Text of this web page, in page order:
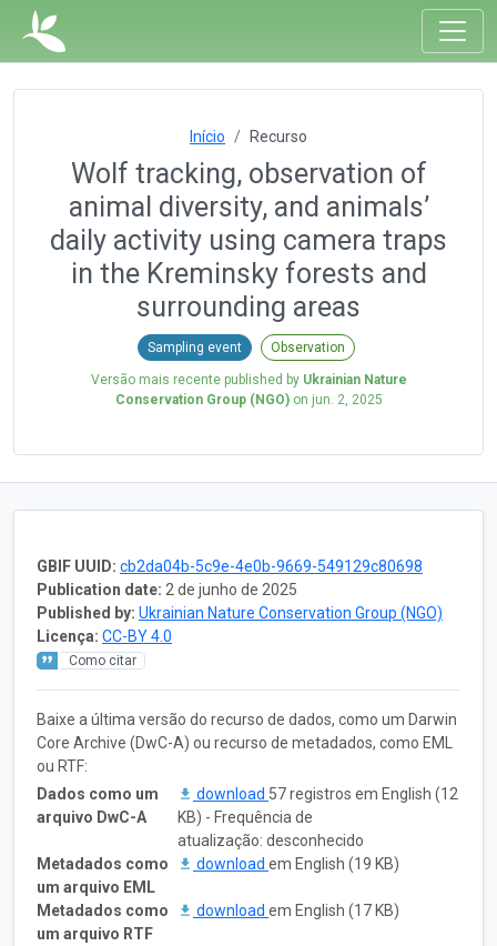
Início Recurso
Wolf tracking, observation of
animal diversity, and animals’
daily activity using camera traps
in the Kreminsky forests and
surrounding areas
Sampling event Observation
Versão mais recente published by Ukrainian Nature
Conservation Group (NGO)on jun. 2, 2025
GBIF UUID: cb2da04b-5c9e-4e0b-9669-549129c80698
Publication date: 2 de junho de 2025
Published by: Ukrainian Nature Conservation Group (NGO)
Licença: CC-BY 4.0
Como citar
Baixe a última versão do recurso de dados, como um Darwin
Core Archive (DwC-A) ou recurso de metadados, como EML
ou RTF:
Dados como um
arquivo DwC-A
download 57 registros em English (12
KB) - Frequência de
atualização: desconhecido
Metadados como
um arquivo EML
download em English (19 KB)
Metadados como
um arquivo RTF
download em English (17 KB)